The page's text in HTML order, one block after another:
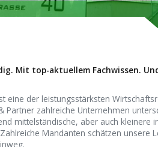
Mit top-aktuellem Fachwissen.
eine der leistungs­stärksten
Partner zahlreiche Unternehmen
mittel­ständische, aber auch kleinere
Mandanten schätzen unsere